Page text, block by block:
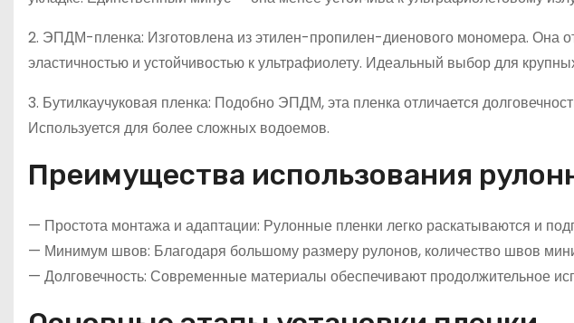
2. ЭПДМ-пленка: Изготовлена из этилен-пропилен-диенового мономера. Она
эластичностью и устойчивостью к ультрафиолету. Идеальный выбор для
3. Бутилкаучуковая пленка: Подобно ЭПДМ, эта пленка отличается
Используется для более сложных водоемов.
Преимущества использования
— Простота монтажа и адаптации: Рулонные пленки легко раскатываются и
— Минимум швов: Благодаря большому размеру рулонов, количество швов
— Долговечность: Современные материалы обеспечивают продолжительное